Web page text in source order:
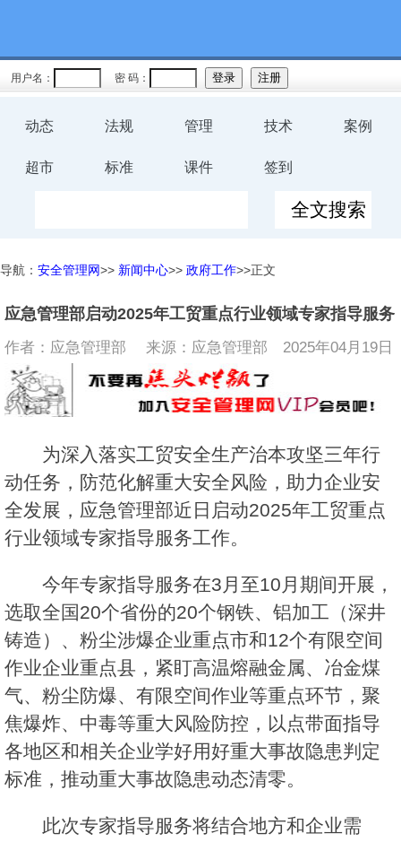
用户名： 密 码：
动态 法规 管理 技术 案例
超市 标准 课件 签到
导航： 安全管理网>> 新闻中心>> 政府工作>>正文
应急管理部启动2025年工贸重点行业领域专家指导服务
作者：应急管理部 来源：应急管理部 2025年04月19日
为深入落实工贸安全生产治本攻坚三年行
动任务，防范化解重大安全风险，助力企业安
全发展，应急管理部近日启动2025年工贸重点
行业领域专家指导服务工作。
今年专家指导服务在3月至10月期间开展，
选取全国20个省份的20个钢铁、铝加工（深井
铸造）、粉尘涉爆企业重点市和12个有限空间
作业企业重点县，紧盯高温熔融金属、冶金煤
气、粉尘防爆、有限空间作业等重点环节，聚
焦爆炸、中毒等重大风险防控，以点带面指导
各地区和相关企业学好用好重大事故隐患判定
标准，推动重大事故隐患动态清零。
此次专家指导服务将结合地方和企业需